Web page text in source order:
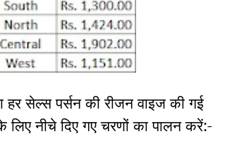
सेल्स पर्सन की रीजन वाइज की गई
लिएनीचे दिए गए चरणों का पालन करें:-